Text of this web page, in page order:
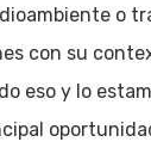
o
con su
eso y lo